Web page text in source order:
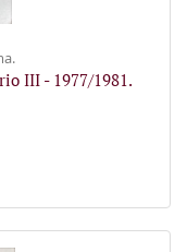
III - 1977/1981.